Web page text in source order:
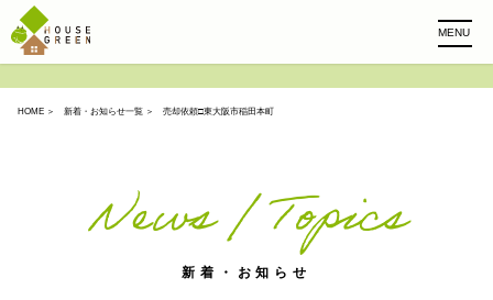
MENU
HOME ＞ 新着・お知らせ一覧 ＞ 売却依頼□東大阪市稲田本町
News / Topics
新着・お知らせ